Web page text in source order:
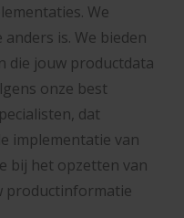
We
is. We bieden
die jouw productdata
onze best
dat
implementatie van
bij het opzetten van
productinformatie